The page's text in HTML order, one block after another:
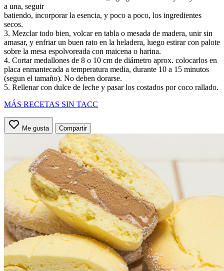
a una, seguir
batiendo, incorporar la esencia, y poco a poco, los ingredientes
secos.
3. Mezclar todo bien, volcar en tabla o mesada de madera, unir sin
amasar, y enfriar un buen rato en la heladera, luego estirar con palote
sobre la mesa espolvoreada con maicena o harina.
4. Cortar medallones de 8 o 10 cm de diámetro aprox. colocarlos en
placa enmantecada a temperatura media, durante 10 a 15 minutos
(segun el tamaño). No deben dorarse.
5. Rellenar con dulce de leche y pasar los costados por coco rallado.
MÁS RECETAS SIN TACC
Me gusta Compartir